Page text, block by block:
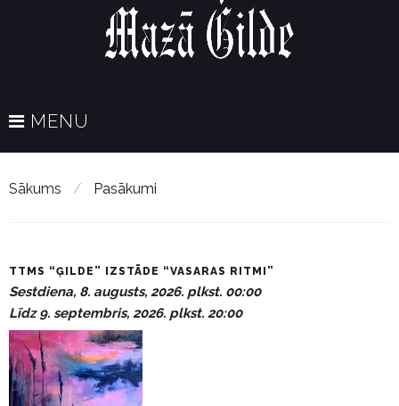
MENU
Sākums / Pasākumi
P
a
s
ā
k
u
m
i
TTMS “ĢILDE” IZSTĀDE “VASARAS RITMI”
Sestdiena, 8. augusts, 2026. plkst. 00:00
Līdz 9. septembris, 2026. plkst. 20:00